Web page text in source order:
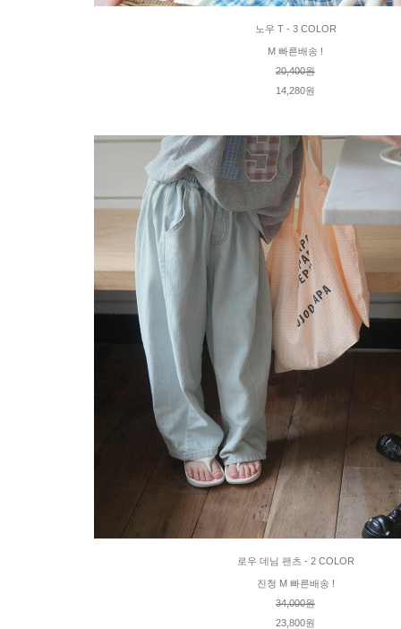
노우 T - 3 COLOR
M 빠른배송 !
20,400원
14,280원
로우 데님 팬츠 - 2 COLOR
진청 M 빠른배송 !
34,000원
23,800원